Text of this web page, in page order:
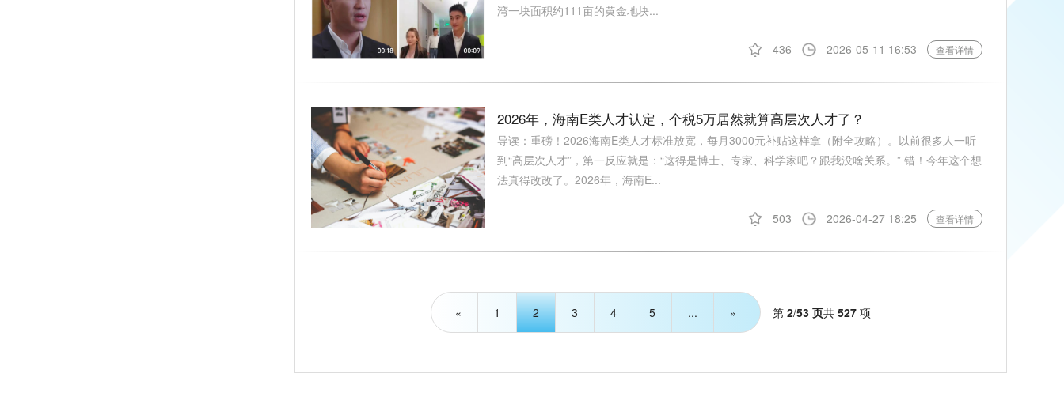
湾一块面积约111亩的黄金地块...
436 2026-05-11 16:53 查看详情
2026年，海南E类人才认定，个税5万居然就算高层次人才了？
导读：重磅！2026海南E类人才标准放宽，每月3000元补贴这样拿（附全攻略）。以前很多人一听
到“高层次人才”，第一反应就是：“这得是博士、专家、科学家吧？跟我没啥关系。” 错！今年这个想
法真得改改了。2026年，海南E...
503 2026-04-27 18:25 查看详情
« 1 2 3 4 5 ... » 第 2/53 页共 527 项